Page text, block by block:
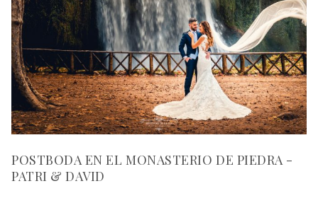
POSTBODA EN EL MONASTERIO DE PIEDRA -
PATRI & DAVID